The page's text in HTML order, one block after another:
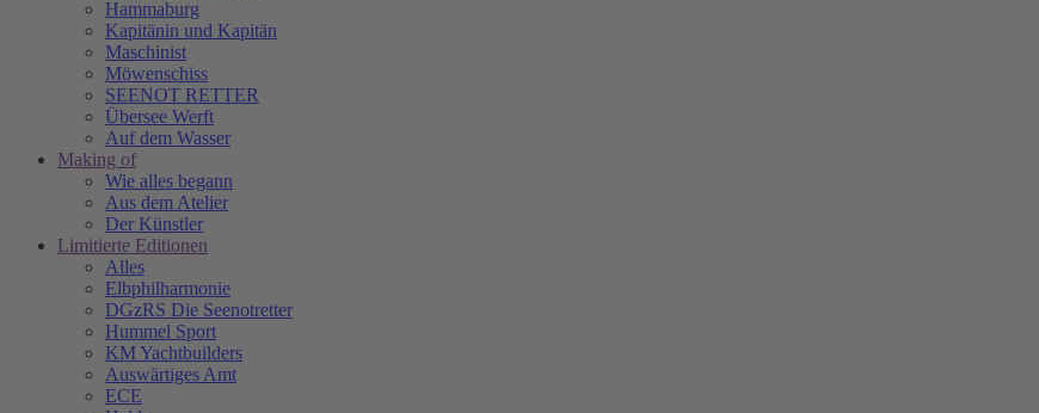
Hammaburg
Kapitänin und Kapitän
Maschinist
Möwenschiss
SEENOT RETTER
Übersee Werft
Auf dem Wasser
Making of
Wie alles begann
Aus dem Atelier
Der Künstler
Limitierte Editionen
Alles
Elbphilharmonie
DGzRS Die Seenotretter
Hummel Sport
KM Yachtbuilders
Auswärtiges Amt
ECE